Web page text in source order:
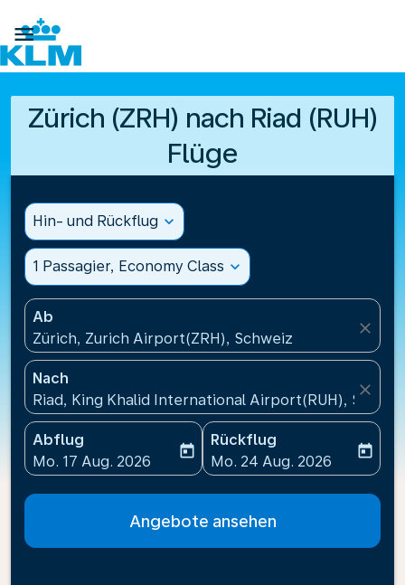

Zürich (ZRH) nach Riad (RUH)
Flüge
Hin- und Rückflug expand_more
1 Passagier, Economy Class expand_more
Ab
Zürich, Zurich Airport(ZRH), Schweiz
close
Nach
Riad, King Khalid International Airport(RUH), Saudi-
close
Abflug
fc-booking-departure-date-aria-label
Mo. 17 Aug. 2026
today
Rückflug
fc-booking-return-date-
Mo. 24 Aug. 2026
today
Angebote ansehen